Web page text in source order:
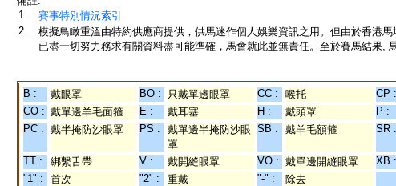
1.
賽事特別情況索引
2.
模擬鳥瞰重溫由特約供應商提供，供馬迷作個人娛樂資訊之用。但由於香港
已盡一切努力務求有關資料盡可能準確，馬會就此並無責任。至於賽馬結果,
B : 戴眼罩 BO : 只戴單邊眼罩 CC : 喉托 CP :
CO : 戴單邊羊毛面箍 E : 戴耳塞 H : 戴頭罩 P :
PC : 戴半掩防沙眼罩 PS :
戴單邊半掩防沙眼
罩
SB : 戴羊毛額箍 SR :
TT : 綁繫舌帶 V : 戴開縫眼罩 VO : 戴單邊開縫眼罩 XB :
"1" :
首次 "2" : 重戴 "-" : 除去